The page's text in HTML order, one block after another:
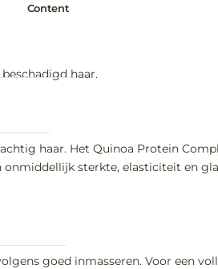
Content
haar.
haar. Het Quinoa Protein
sterkte, elasticiteit en
goed inmasseren. Voor een